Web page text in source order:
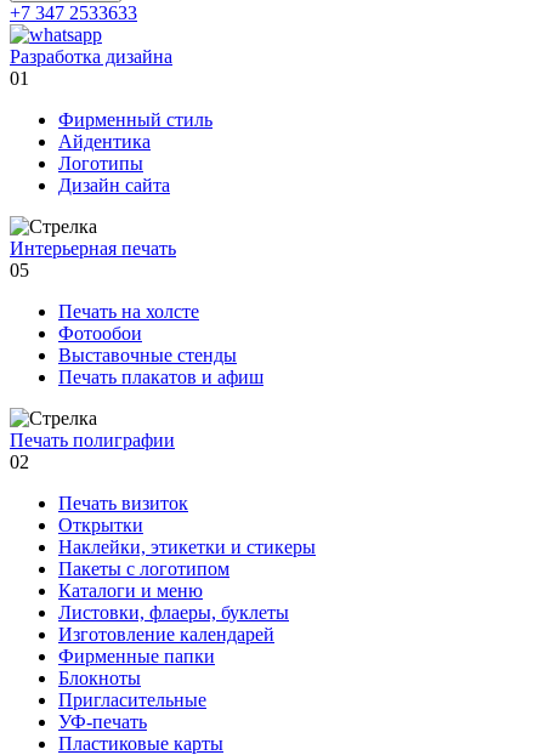
+7 347 2533633
Разработка дизайна
01
Фирменный стиль
Айдентика
Логотипы
Дизайн сайта
Интерьерная печать
05
Печать на холсте
Фотообои
Выставочные стенды
Печать плакатов и афиш
Печать полиграфии
02
Печать визиток
Открытки
Наклейки, этикетки и стикеры
Пакеты с логотипом
Каталоги и меню
Листовки, флаеры, буклеты
Изготовление календарей
Фирменные папки
Блокноты
Пригласительные
УФ-печать
Пластиковые карты